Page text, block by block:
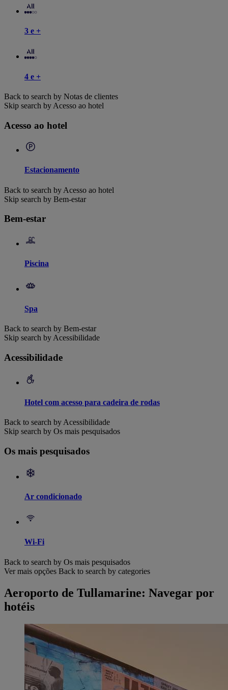
3 e +
4 e +
Back to search by Notas de clientes
Skip search by Acesso ao hotel
Acesso ao hotel
Estacionamento
Back to search by Acesso ao hotel
Skip search by Bem-estar
Bem-estar
Piscina
Spa
Back to search by Bem-estar
Skip search by Acessibilidade
Acessibilidade
Hotel com acesso para cadeira de rodas
Back to search by Acessibilidade
Skip search by Os mais pesquisados
Os mais pesquisados
Ar condicionado
Wi-Fi
Back to search by Os mais pesquisados
Ver mais opções Back to search by categories
Aeroporto de Tullamarine: Navegar por
hotéis